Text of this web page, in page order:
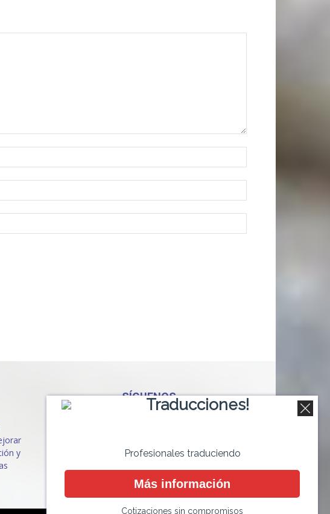
y
SÍGUENOS
Traducciones!
Profesionales traduciendo
Más información
Cotizaciones sin compromisos